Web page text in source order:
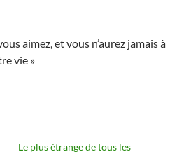
aimez, et vous n’aurez jamais à
vie »
Le plus étrange de tous les